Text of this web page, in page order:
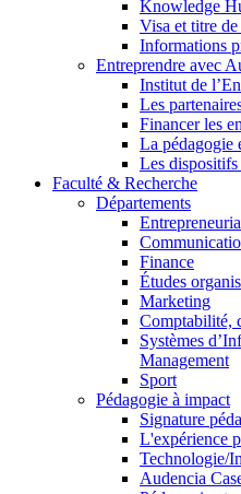
Knowledge
Visa et titre
Informations
Entreprendre avec
Institut de
Les
Financer les
La pédagogie
Les dispositifs
Faculté & Recherche
Départements
Finance
Études
Marketing
Comptabilité,
Systèmes
Management
Sport
Pédagogie à impact
Signature
L'expérience
Technologie/
Audencia